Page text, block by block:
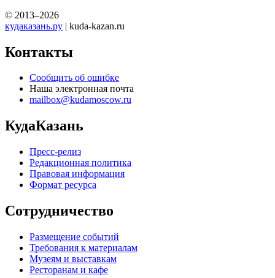
© 2013–2026
кудаказань.ру | kuda-kazan.ru
Контакты
Сообщить об ошибке
Наша электронная почта
mailbox@kudamoscow.ru
КудаКазань
Пресс-релиз
Редакционная политика
Правовая информация
Формат ресурса
Сотрудничество
Размещение событий
Требования к материалам
Музеям и выставкам
Ресторанам и кафе